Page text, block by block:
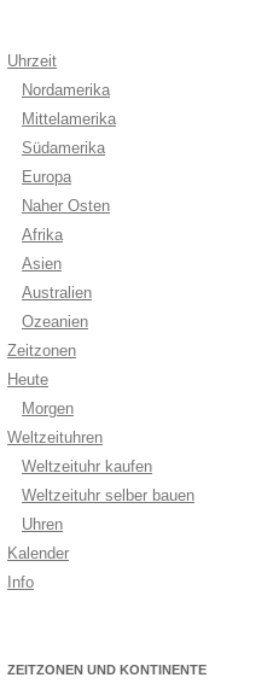
Uhrzeit
Nordamerika
Mittelamerika
Südamerika
Europa
Naher Osten
Afrika
Asien
Australien
Ozeanien
Zeitzonen
Heute
Morgen
Weltzeituhren
Weltzeituhr kaufen
Weltzeituhr selber bauen
Uhren
Kalender
Info
ZEITZONEN UND KONTINENTE